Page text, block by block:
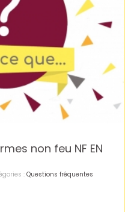
non feu NF EN
: Questions fréquentes